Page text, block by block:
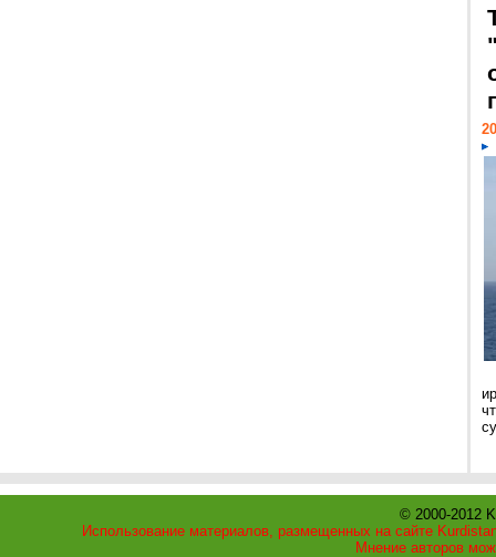
© 2000-2012
Использование материалов, размещенных на сайте
Мнение авторов